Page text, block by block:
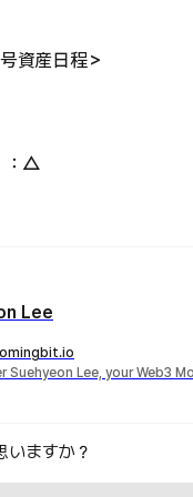
資産日程＞
：△
Lee
Suehyeon Lee, your Web3
いますか？